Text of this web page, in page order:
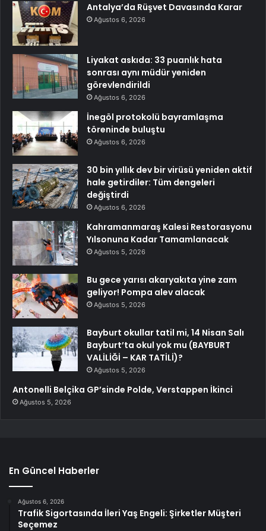
Antalya’da Rüşvet Davasında Karar
Ağustos 6, 2026
Liyakat askıda: 33 puanlık hata
sonrası aynı müdür yeniden
görevlendirildi
Ağustos 6, 2026
İnegöl protokolü bayramlaşma
töreninde buluştu
Ağustos 6, 2026
30 bin yıllık dev bir virüsü yeniden aktif
hale getirdiler: Tüm dengeleri
değiştirdi
Ağustos 6, 2026
Kahramanmaraş Kalesi Restorasyonu
Yılsonuna Kadar Tamamlanacak
Ağustos 5, 2026
Bu gece yarısı akaryakıta yine zam
geliyor! Pompa alev alacak
Ağustos 5, 2026
Bayburt okullar tatil mi, 14 Nisan Salı
Bayburt’ta okul yok mu (BAYBURT
VALİLİĞİ – KAR TATİLİ)?
Ağustos 5, 2026
Antonelli Belçika GP’sinde Polde, Verstappen İkinci
Ağustos 5, 2026
En Güncel Haberler
Ağustos 6, 2026
Trafik Sigortasında İleri Yaş Engeli: Şirketler Müşteri
Seçemez